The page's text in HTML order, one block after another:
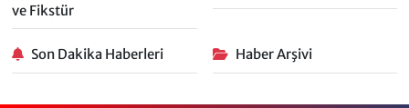
ve Fikstür
Son Dakika Haberleri Haber Arşivi